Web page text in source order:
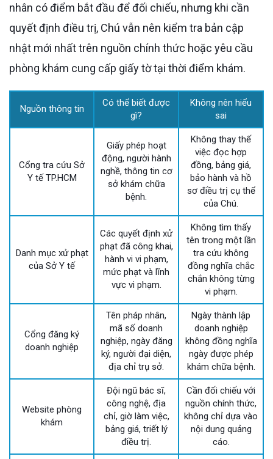
nhân có điểm bắt đầu để đối chiếu, nhưng khi cần
quyết định điều trị, Chú vẫn nên kiểm tra bản cập
nhật mới nhất trên nguồn chính thức hoặc yêu cầu
phòng khám cung cấp giấy tờ tại thời điểm khám.
Nguồn thông tin
Có thể biết được
gì?
Không nên hiểu
sai
Cổng tra cứu Sở
Y tế TP.HCM
Giấy phép hoạt
động, người hành
nghề, thông tin cơ
sở khám chữa
bệnh.
Không thay thế
việc đọc hợp
đồng, bảng giá,
bảo hành và hồ
sơ điều trị cụ thể
của Chú.
Danh mục xử phạt
của Sở Y tế
Các quyết định xử
phạt đã công khai,
hành vi vi phạm,
mức phạt và lĩnh
vực vi phạm.
Không tìm thấy
tên trong một lần
tra cứu không
đồng nghĩa chắc
chắn không từng
vi phạm.
Cổng đăng ký
doanh nghiệp
Tên pháp nhân,
mã số doanh
nghiệp, ngày đăng
ký, người đại diện,
địa chỉ trụ sở.
Ngày thành lập
doanh nghiệp
không đồng nghĩa
ngày được phép
khám chữa bệnh.
Website phòng
khám
Đội ngũ bác sĩ,
công nghệ, địa
chỉ, giờ làm việc,
bảng giá, triết lý
điều trị.
Cần đối chiếu với
nguồn chính thức,
không chỉ dựa vào
nội dung quảng
cáo.